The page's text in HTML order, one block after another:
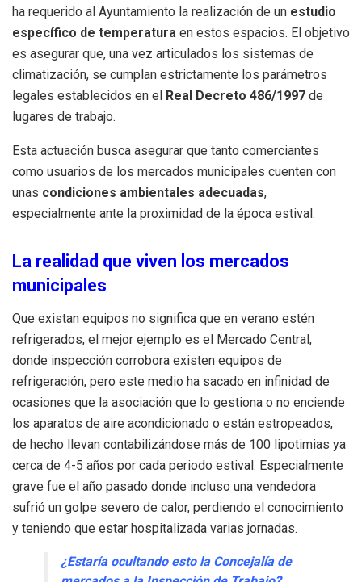
ha requerido al Ayuntamiento la realización de un estudio
específico de temperatura en estos espacios. El objetivo
es asegurar que, una vez articulados los sistemas de
climatización, se cumplan estrictamente los parámetros
legales establecidos en el
Real Decreto 486/1997 de
lugares de trabajo.
Esta actuación busca asegurar que tanto comerciantes
como usuarios de los mercados municipales cuenten con
unas condiciones ambientales adecuadas,
especialmente ante la proximidad de la época estival .
La realidad que viven los mercados
municipales
Que existan equipos no significa que en verano estén
refrigerados, el mejor ejemplo es el Mercado Central,
donde inspección corrobora existen equipos de
refrigeración, pero este medio ha sacado en infinidad de
ocasiones que la asociación que lo gestiona o no enciende
los aparatos de aire acondicionado o están estropeados,
de hecho llevan contabilizándose más de 100 lipotimias ya
cerca de 4-5 años por cada periodo estival. Especialmente
grave fue el año pasado donde incluso una vendedora
sufrió un golpe severo de calor, perdiendo el conocimiento
y teniendo que estar hospitalizada varias jornadas.
¿Estaría ocultando esto la Concejalía de